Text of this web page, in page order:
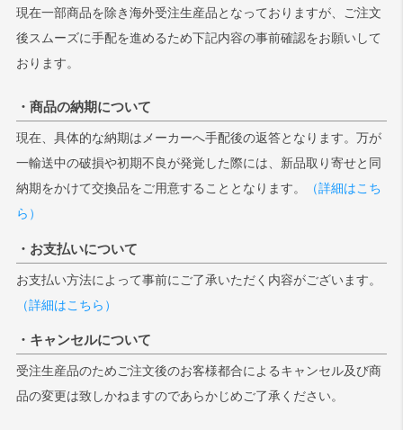
現在一部商品を除き海外受注生産品となっておりますが、ご注文
後スムーズに手配を進めるため下記内容の事前確認をお願いして
おります。
・商品の納期について
現在、具体的な納期はメーカーへ手配後の返答となります。万が
一輸送中の破損や初期不良が発覚した際には、新品取り寄せと同
納期をかけて交換品をご用意することとなります。
（詳細はこち
ら）
・お支払いについて
お支払い方法によって事前にご了承いただく内容がございます。
（詳細はこちら）
・キャンセルについて
受注生産品のためご注文後のお客様都合によるキャンセル及び商
品の変更は致しかねますのであらかじめご了承ください。